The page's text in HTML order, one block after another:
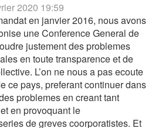
2020 19:59
en janvier 2016, nous avons
une Conference General de
justement des problemes
en toute transparence et de
L’on ne nous a pas ecoute
ce pays, preferant continuer dans
problemes en creant tant
en provoquant le
de greves coorporatistes. Et